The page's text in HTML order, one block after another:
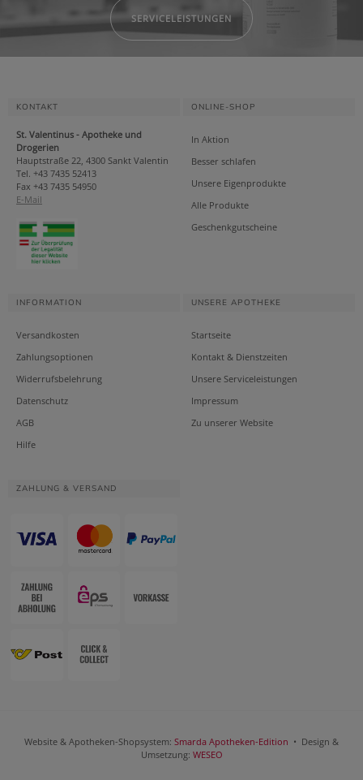
SERVICELEISTUNGEN
KONTAKT
St. Valentinus - Apotheke und
Drogerien
Hauptstraße 22, 4300 Sankt Valentin
Tel. +43 7435 52413
Fax +43 7435 54950
E-Mail
ONLINE-SHOP
In Aktion
Besser schlafen
Unsere Eigenprodukte
Alle Produkte
Geschenkgutscheine
INFORMATION
Versandkosten
Zahlungsoptionen
Widerrufsbelehrung
Datenschutz
AGB
Hilfe
UNSERE APOTHEKE
Startseite
Kontakt & Dienstzeiten
Unsere Serviceleistungen
Impressum
Zu unserer Website
ZAHLUNG & VERSAND
Website & Apotheken-Shopsystem: Smarda Apotheken-Edition • Design &
Umsetzung: WESEO